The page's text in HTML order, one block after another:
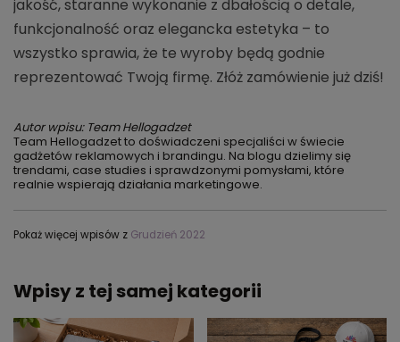
jakość, staranne wykonanie z dbałością o detale,
funkcjonalność oraz elegancka estetyka – to
wszystko sprawia, że te wyroby będą godnie
reprezentować Twoją firmę. Złóż zamówienie już dziś!
Autor wpisu: Team Hellogadzet
Team Hellogadzet to doświadczeni specjaliści w świecie
gadżetów reklamowych i brandingu. Na blogu dzielimy się
trendami, case studies i sprawdzonymi pomysłami, które
realnie wspierają działania marketingowe.
Pokaż więcej wpisów z Grudzień 2022
Wpisy z tej samej kategorii